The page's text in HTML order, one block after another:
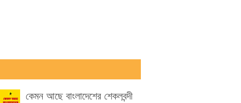
কেমন আছে বাংলাদেশের শেকলবন্দী